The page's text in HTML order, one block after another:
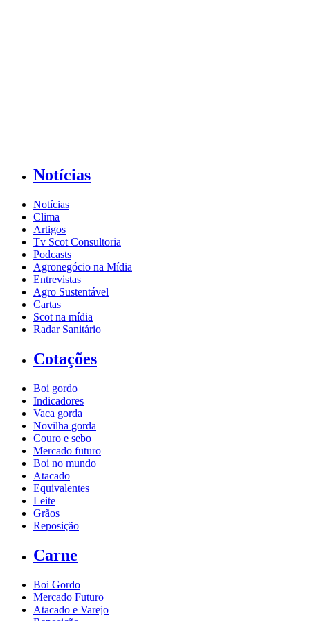
Notícias
Notícias
Clima
Artigos
Tv Scot Consultoria
Podcasts
Agronegócio na Mídia
Entrevistas
Agro Sustentável
Cartas
Scot na mídia
Radar Sanitário
Cotações
Boi gordo
Indicadores
Vaca gorda
Novilha gorda
Couro e sebo
Mercado futuro
Boi no mundo
Atacado
Equivalentes
Leite
Grãos
Reposição
Carne
Boi Gordo
Mercado Futuro
Atacado e Varejo